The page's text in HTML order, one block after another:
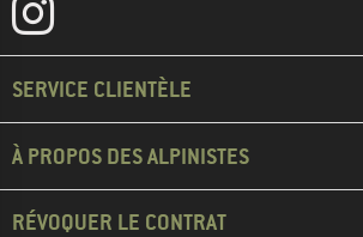
SERVICE CLIENTÈLE
À PROPOS DES ALPINISTES
RÉVOQUER LE CONTRAT